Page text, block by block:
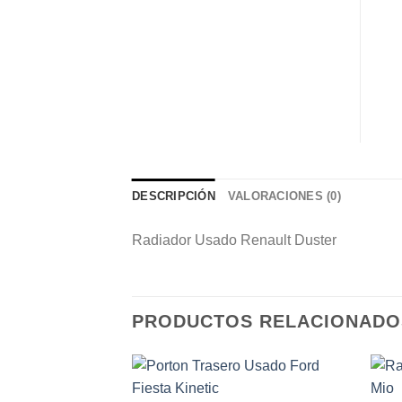
DESCRIPCIÓN VALORACIONES (0)
Radiador Usado Renault Duster
PRODUCTOS